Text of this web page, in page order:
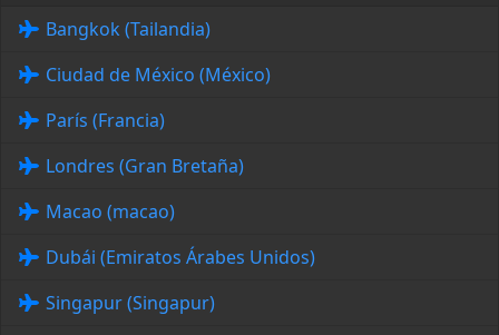
Bangkok (Tailandia)
Ciudad de México (México)
París (Francia)
Londres (Gran Bretaña)
Macao (macao)
Dubái (Emiratos Árabes Unidos)
Singapur (Singapur)